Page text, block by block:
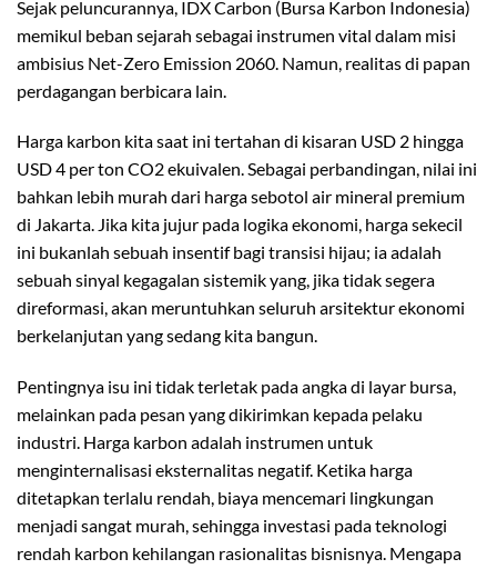
Sejak peluncurannya, IDX Carbon (Bursa Karbon Indonesia)
memikul beban sejarah sebagai instrumen vital dalam misi
ambisius Net-Zero Emission 2060. Namun, realitas di papan
perdagangan berbicara lain.
Harga karbon kita saat ini tertahan di kisaran USD 2 hingga
USD 4 per ton CO2 ekuivalen. Sebagai perbandingan, nilai ini
bahkan lebih murah dari harga sebotol air mineral premium
di Jakarta. Jika kita jujur pada logika ekonomi, harga sekecil
ini bukanlah sebuah insentif bagi transisi hijau; ia adalah
sebuah sinyal kegagalan sistemik yang, jika tidak segera
direformasi, akan meruntuhkan seluruh arsitektur ekonomi
berkelanjutan yang sedang kita bangun.
Pentingnya isu ini tidak terletak pada angka di layar bursa,
melainkan pada pesan yang dikirimkan kepada pelaku
industri. Harga karbon adalah instrumen untuk
menginternalisasi eksternalitas negatif. Ketika harga
ditetapkan terlalu rendah, biaya mencemari lingkungan
menjadi sangat murah, sehingga investasi pada teknologi
rendah karbon kehilangan rasionalitas bisnisnya. Mengapa